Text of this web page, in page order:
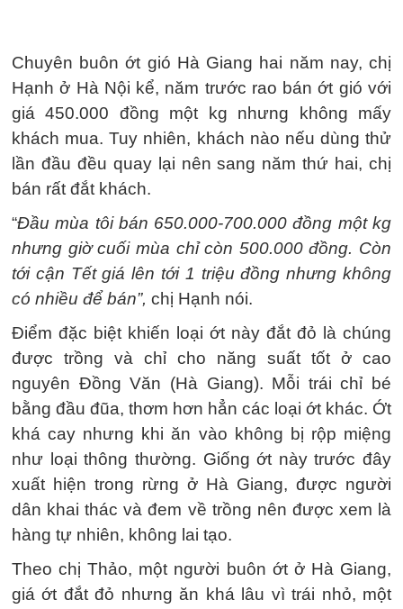
Chuyên buôn ớt gió Hà Giang hai năm nay, chị
Hạnh ở Hà Nội kể, năm trước rao bán ớt gió với
giá 450.000 đồng một kg nhưng không mấy
khách mua. Tuy nhiên, khách nào nếu dùng thử
lần đầu đều quay lại nên sang năm thứ hai, chị
bán rất đắt khách.
“Đầu mùa tôi bán 650.000-700.000 đồng một kg
nhưng giờ cuối mùa chỉ còn 500.000 đồng. Còn
tới cận Tết giá lên tới 1 triệu đồng nhưng không
có nhiều để bán”, chị Hạnh nói.
Điểm đặc biệt khiến loại ớt này đắt đỏ là chúng
được trồng và chỉ cho năng suất tốt ở cao
nguyên Đồng Văn (Hà Giang). Mỗi trái chỉ bé
bằng đầu đũa, thơm hơn hẳn các loại ớt khác. Ớt
khá cay nhưng khi ăn vào không bị rộp miệng
như loại thông thường. Giống ớt này trước đây
xuất hiện trong rừng ở Hà Giang, được người
dân khai thác và đem về trồng nên được xem là
hàng tự nhiên, không lai tạo.
Theo chị Thảo, một người buôn ớt ở Hà Giang,
giá ớt đắt đỏ nhưng ăn khá lâu vì trái nhỏ, một